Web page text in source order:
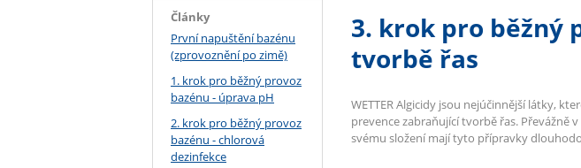
Články
První napuštění bazénu
(zprovoznění po zimě)
1. krok pro běžný provoz
bazénu - úprava pH
2. krok pro běžný provoz
bazénu - chlorová
dezinfekce
3. krok pro běžný
tvorbě řas
WETTER Algicidy jsou nejúčinnější látky,
prevence zabraňující tvorbě řas. Převážně
svému složení mají tyto přípravky